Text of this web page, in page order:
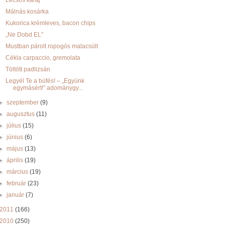
Málnás kosárka
Kukorica krémleves, bacon chips
„Ne Dobd EL”
Mustban párolt ropogós malacsült
Cékla carpaccio, gremolata
Töltött padlizsán
Legyél Te a büfés! – „Együnk
egymásért!” adománygy...
szeptember(9)
augusztus(11)
július(15)
június(6)
május(13)
április(19)
március(19)
február(23)
január(7)
2011 (166)
2010 (250)